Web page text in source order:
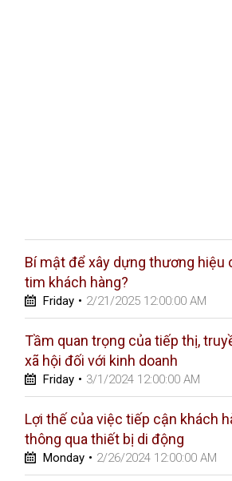
Bí mật để xây dựng thương hiệu
tim khách hàng?
Friday • 2/21/2025 12:00:00 AM
Tầm quan trọng của tiếp thị,
xã hội đối với kinh doanh
Friday • 3/1/2024 12:00:00 AM
Lợi thế của việc tiếp cận khách
thông qua thiết bị di động
Monday • 2/26/2024 12:00:00 AM